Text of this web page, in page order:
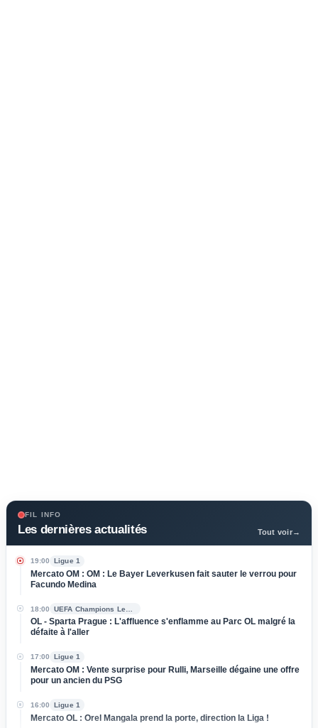
FIL INFO
Les dernières actualités Tout voir→
19:00 Ligue 1
Mercato OM : OM : Le Bayer Leverkusen fait sauter le verrou pour
Facundo Medina
18:00
OL - Sparta Prague : L'affluence s'enflamme au Parc OL malgré la
défaite à l'aller
17:00 Ligue 1
Mercato OM : Vente surprise pour Rulli, Marseille dégaine une offre
pour un ancien du PSG
16:00 Ligue 1
Mercato OL : Orel Mangala prend la porte, direction la Liga !